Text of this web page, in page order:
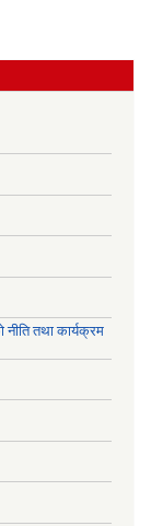
तथा कार्यक्रम